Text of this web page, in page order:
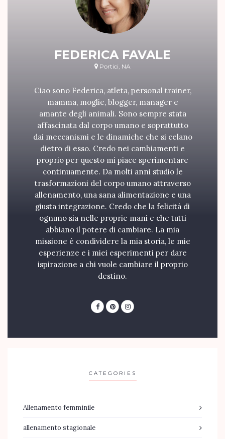
FEDERICA FAVALE
Portici, NA
Ciao sono Federica, atleta, personal trainer,
mamma, moglie, blogger, manager e
amante degli animali. Sono sempre stata
affascinata dal corpo umano e soprattutto
dai meccanismi e le dinamiche che si celano
dietro di esso. Credo nei cambiamenti e
proprio per questo mi piace sperimentare
continuamente. Da molti anni studio le
trasformazioni del corpo umano attraverso
allenamento, una sana alimentazione e una
giusta integrazione. Credo che la felicità di
ognuno sia nelle proprie mani e che tutti
abbiano il potere di cambiare. La mia
missione è condividere la mia storia, le mie
esperienze e i miei esperimenti per dare
ispirazione a chi vuole cambiare il proprio
destino.
CATEGORIES
Allenamento femminile
allenamento stagionale